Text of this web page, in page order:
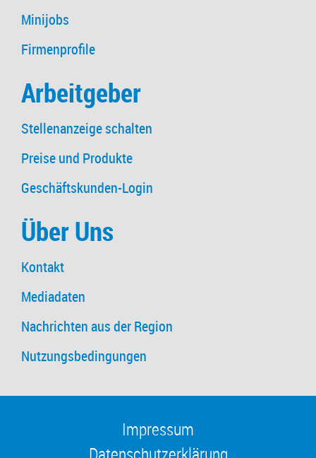
Minijobs
Firmenprofile
Arbeitgeber
Stellenanzeige schalten
Preise und Produkte
Geschäftskunden-Login
Über Uns
Kontakt
Mediadaten
Nachrichten aus der Region
Nutzungsbedingungen
Impressum